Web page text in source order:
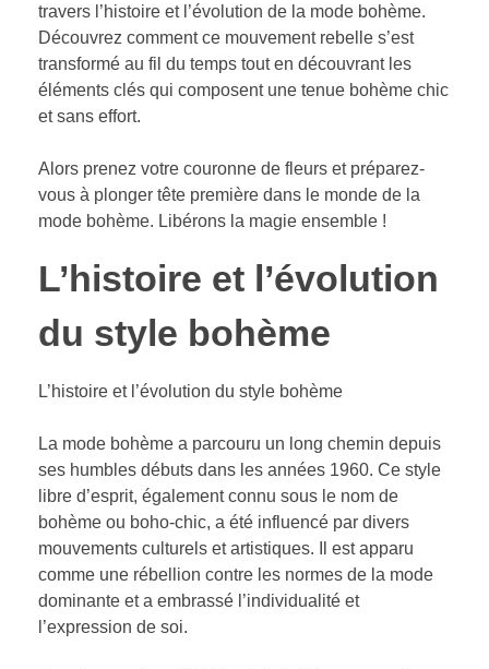
travers l’histoire et l’évolution de la mode bohème.
Découvrez comment ce mouvement rebelle s’est
transformé au fil du temps tout en découvrant les
éléments clés qui composent une tenue bohème chic
et sans effort.
Alors prenez votre couronne de fleurs et préparez-
vous à plonger tête première dans le monde de la
mode bohème. Libérons la magie ensemble !
L’histoire et l’évolution
du style bohème
L’histoire et l’évolution du style bohème
La mode bohème a parcouru un long chemin depuis
ses humbles débuts dans les années 1960. Ce style
libre d’esprit, également connu sous le nom de
bohème ou boho-chic, a été influencé par divers
mouvements culturels et artistiques. Il est apparu
comme une rébellion contre les normes de la mode
dominante et a embrassé l’individualité et
l’expression de soi.